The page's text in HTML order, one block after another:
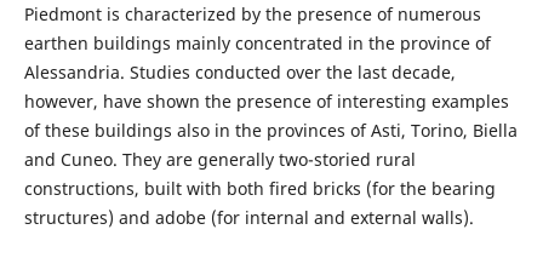
Piedmont is characterized by the presence of numerous
earthen buildings mainly concentrated in the province of
Alessandria. Studies conducted over the last decade,
however, have shown the presence of interesting examples
of these buildings also in the provinces of Asti, Torino, Biella
and Cuneo. They are generally two-storied rural
constructions, built with both fired bricks (for the bearing
structures) and adobe (for internal and external walls).